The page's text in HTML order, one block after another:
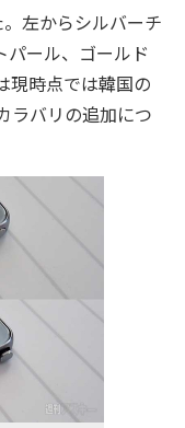
左からシルバーチ
パール、ゴールド
現時点では韓国の
ラバリの追加につ